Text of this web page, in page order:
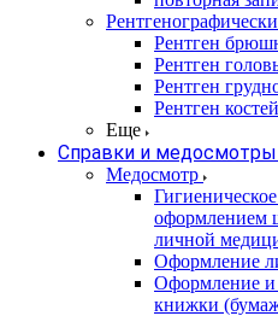
Рентген
Рентген
Рентген
Рентген
Еще
Справки и медосмотры
Медосмотр
оформлением
личной
Оформление
Оформление и
книжки